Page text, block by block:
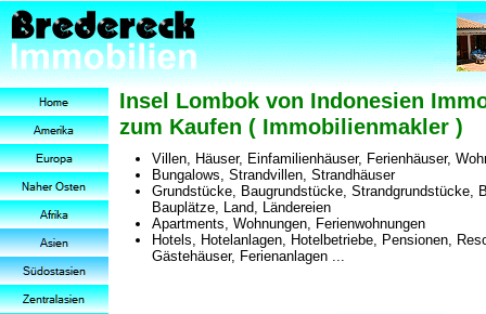
Insel Lombok von Indonesien
zum Kaufen ( Immobilienmakler )
Villen, Häuser, Einfamilienhäuser, Ferienhäuser,
Bungalows, Strandvillen, Strandhäuser
Grundstücke, Baugrundstücke, Strandgrundstücke,
Bauplätze, Land, Ländereien
Apartments, Wohnungen, Ferienwohnungen
Hotels, Hotelanlagen, Hotelbetriebe, Pensionen,
Gästehäuser, Ferienanlagen ...